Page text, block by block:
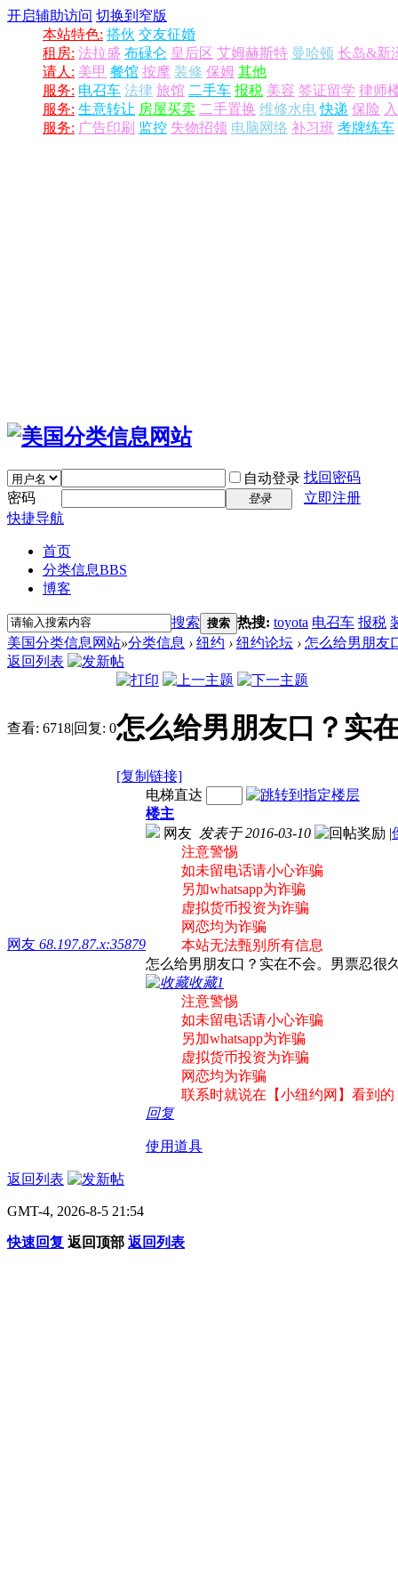
开启辅助访问 切换到窄版
本站特色: 搭伙 交友征婚
租房: 法拉盛 布碌仑 皇后区 艾姆赫斯特 曼哈顿 长岛&新
请人: 美甲 餐馆 按摩 装修 保姆 其他
服务: 电召车 法律 旅馆 二手车 报税 美容 签证留学 律师
服务: 生意转让 房屋买卖 二手置换 维修水电 快递 保险
服务: 广告印刷 监控 失物招领 电脑网络 补习班 考牌练车
自动登录 找回密码
密码
登录
立即注册
快捷导航
首页
分类信息BBS
博客
搜索 搜索 热搜: toyota 电召车 报税
美国分类信息网站»分类信息 › 纽约 › 纽约论坛 › 怎么给男朋友
返回列表
查看: 6718|回复: 0怎么给男朋友口？实
[复制链接]
网友 68.197.87.x:35879
电梯直达
楼主
网友 发表于 2016-03-10 |
注意警惕
如未留电话请小心诈骗
另加whatsapp为诈骗
虚拟货币投资为诈骗
网恋均为诈骗
本站无法甄别所有信息
怎么给男朋友口？实在不会。男票忍很
收藏1
注意警惕
如未留电话请小心诈骗
另加whatsapp为诈骗
虚拟货币投资为诈骗
网恋均为诈骗
联系时就说在【小纽约网】看到的
回复
使用道具
返回列表
GMT-4, 2026-8-5 21:54
快速回复 返回顶部 返回列表